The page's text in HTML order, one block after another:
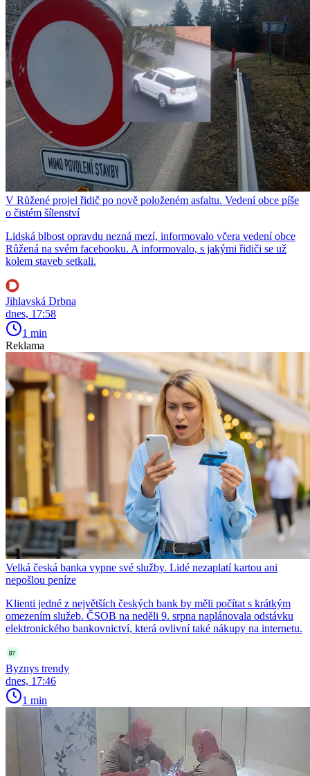
V Růžené projel řidič po nově položeném asfaltu. Vedení obce píše
o čistém šílenství
Lidská blbost opravdu nezná mezí, informovalo včera vedení obce
Růžená na svém facebooku. A informovalo, s jakými řidiči se už
kolem staveb setkali.
Jihlavská Drbna
dnes, 17:58
1 min
Reklama
Velká česká banka vypne své služby. Lidé nezaplatí kartou ani
nepošlou peníze
Klienti jedné z největších českých bank by měli počítat s krátkým
omezením služeb. ČSOB na neděli 9. srpna naplánovala odstávku
elektronického bankovnictví, která ovlivní také nákupy na internetu.
Byznys trendy
dnes, 17:46
1 min